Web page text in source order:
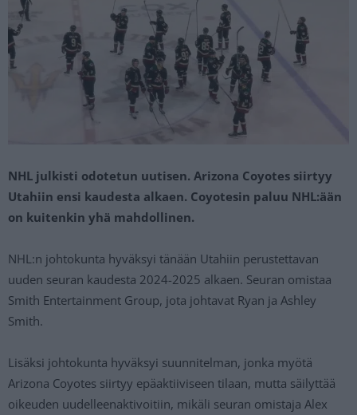
NHL julkisti odotetun uutisen. Arizona Coyotes siirtyy
Utahiin ensi kaudesta alkaen. Coyotesin paluu NHL:ään
on kuitenkin yhä mahdollinen.
NHL:n johtokunta hyväksyi tänään Utahiin perustettavan
uuden seuran kaudesta 2024-2025 alkaen. Seuran omistaa
Smith Entertainment Group, jota johtavat Ryan ja Ashley
Smith.
Lisäksi johtokunta hyväksyi suunnitelman, jonka myötä
Arizona Coyotes siirtyy epäaktiiviseen tilaan, mutta säilyttää
oikeuden uudelleenaktivoitiin, mikäli seuran omistaja Alex